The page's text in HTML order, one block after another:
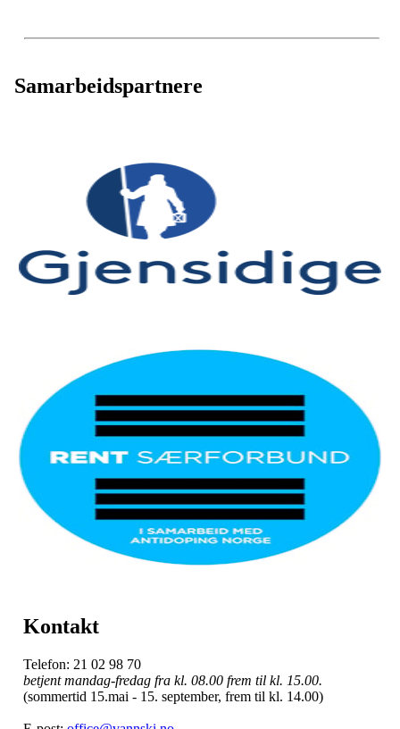
Samarbeidspartnere
Kontakt
Telefon: 21 02 98 70
betjent mandag-fredag fra kl. 08.00 frem til kl. 15.00.
(sommertid 15.mai - 15. september, frem til kl. 14.00)